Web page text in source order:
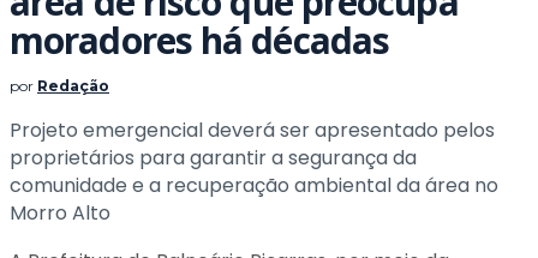
moradores há décadas
por Redação
Projeto emergencial deverá ser apresentado pelos
proprietários para garantir a segurança da
comunidade e a recuperação ambiental da área no
Morro Alto